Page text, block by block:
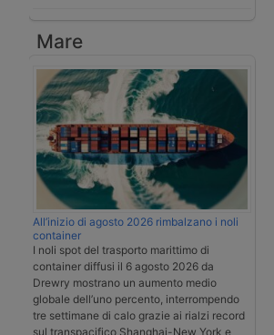
Mare
All’inizio di agosto 2026 rimbalzano i noli
container
I noli spot del trasporto marittimo di
container diffusi il 6 agosto 2026 da
Drewry mostrano un aumento medio
globale dell’uno percento, interrompendo
tre settimane di calo grazie ai rialzi record
sul transpacifico Shanghai-New York e